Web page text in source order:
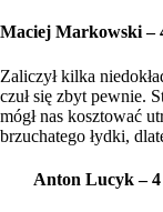
Maciej Markowski –
Zaliczył kilka
czuł się zbyt pewnie.
mógł nas kosztować
brzuchatego łydki,
Anton Lucyk – 4